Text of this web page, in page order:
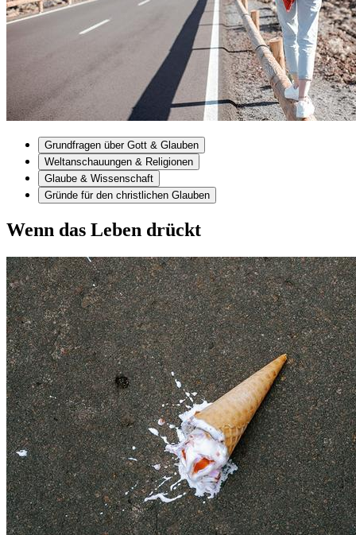
Grundfragen über Gott & Glauben
Weltanschauungen & Religionen
Glaube & Wissenschaft
Gründe für den christlichen Glauben
Wenn das Leben drückt